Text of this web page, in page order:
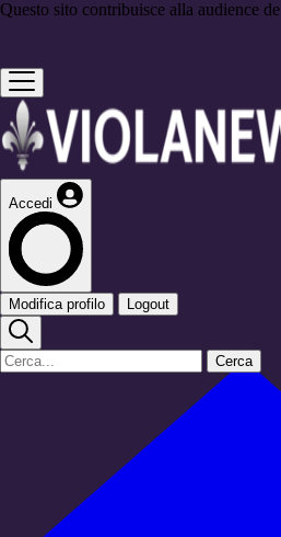
Questo sito contribuisce alla audience de
Accedi
Modifica profilo Logout
Cerca